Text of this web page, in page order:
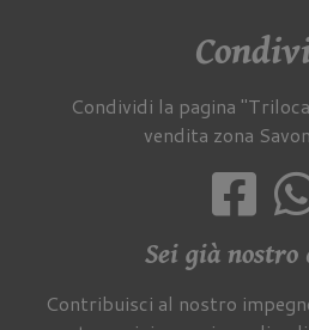
Condividi la pagina
vendita zona
Sei già nostro
Contribuisci al nostro